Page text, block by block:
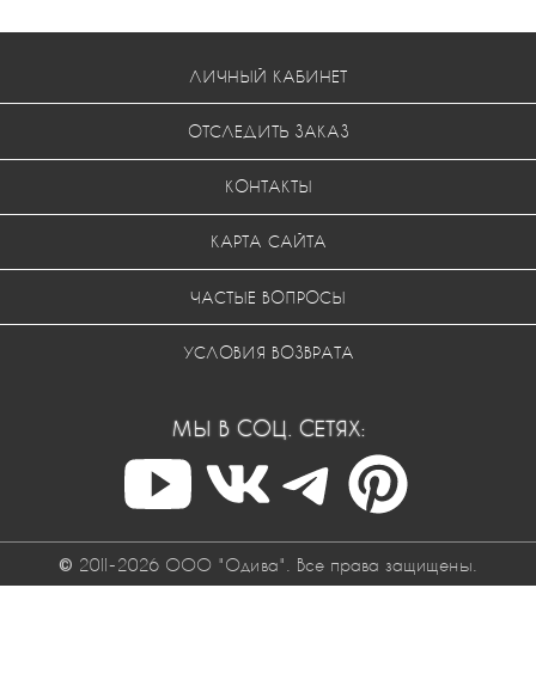
ЛИЧНЫЙ КАБИНЕТ
ОТСЛЕДИТЬ ЗАКАЗ
КОНТАКТЫ
КАРТА САЙТА
ЧАСТЫЕ ВОПРОСЫ
УСЛОВИЯ ВОЗВРАТА
МЫ В СОЦ. СЕТЯХ:
© 2011-2026 ООО "Одива". Все права защищены.